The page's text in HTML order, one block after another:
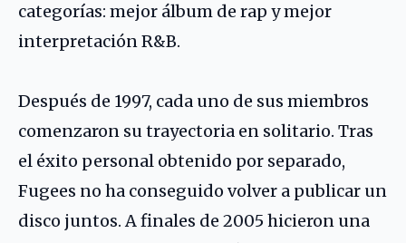
categorías: mejor álbum de rap y mejor
interpretación R&B.
Después de 1997, cada uno de sus miembros
comenzaron su trayectoria en solitario. Tras
el éxito personal obtenido por separado,
Fugees no ha conseguido volver a publicar un
disco juntos. A finales de 2005 hicieron una